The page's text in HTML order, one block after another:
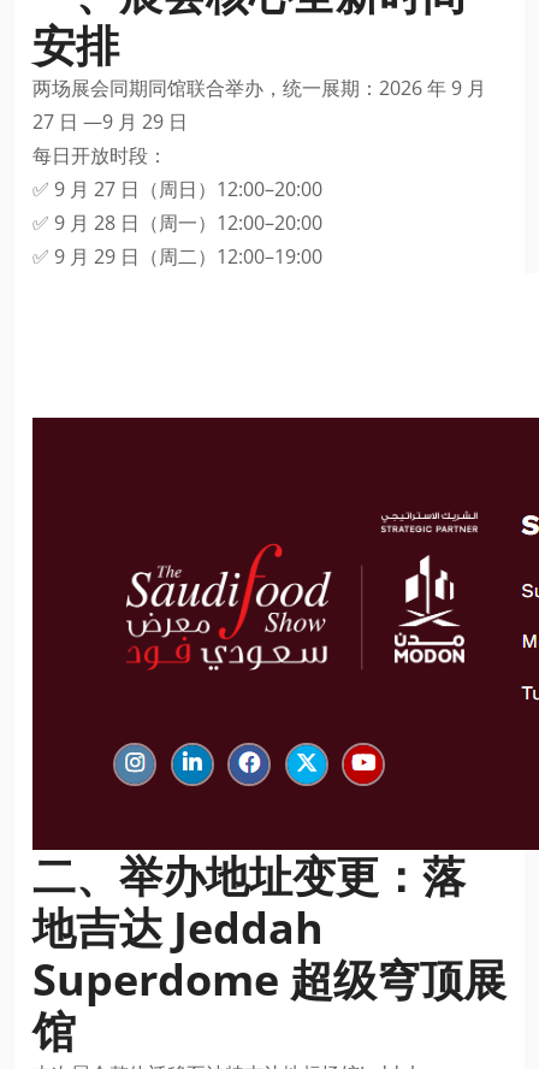
安排
两场展会同期同馆联合举办，统一展期：2026 年 9 月
27 日 —9 月 29 日
每日开放时段：
✅ 9 月 27 日（周日）12:00–20:00
✅ 9 月 28 日（周一）12:00–20:00
✅ 9 月 29 日（周二）12:00–19:00
二、举办地址变更：落
地吉达 Jeddah
Superdome 超级穹顶展
馆